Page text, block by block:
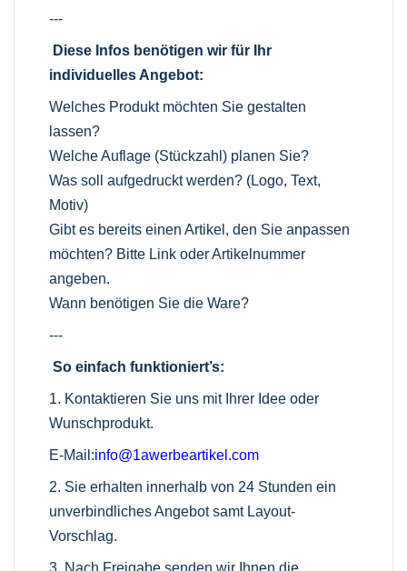
---
Diese Infos benötigen wir für Ihr
individuelles Angebot:
Welches Produkt möchten Sie gestalten
lassen?
Welche Auflage (Stückzahl) planen Sie?
Was soll aufgedruckt werden? (Logo, Text,
Motiv)
Gibt es bereits einen Artikel, den Sie anpassen
möchten? Bitte Link oder Artikelnummer
angeben.
Wann benötigen Sie die Ware?
---
So einfach funktioniert’s:
1. Kontaktieren Sie uns mit Ihrer Idee oder
Wunschprodukt.
E-Mail:info@1awerbeartikel.com
2. Sie erhalten innerhalb von 24 Stunden ein
unverbindliches Angebot samt Layout-
Vorschlag.